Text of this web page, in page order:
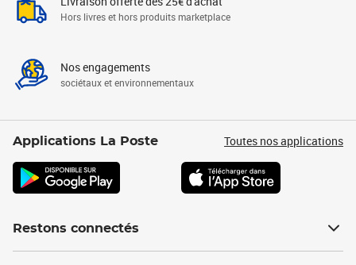
Hors livres et hors produits marketplace
Nos engagements
sociétaux et environnementaux
Applications La Poste Toutes nos applications
Restons connectés